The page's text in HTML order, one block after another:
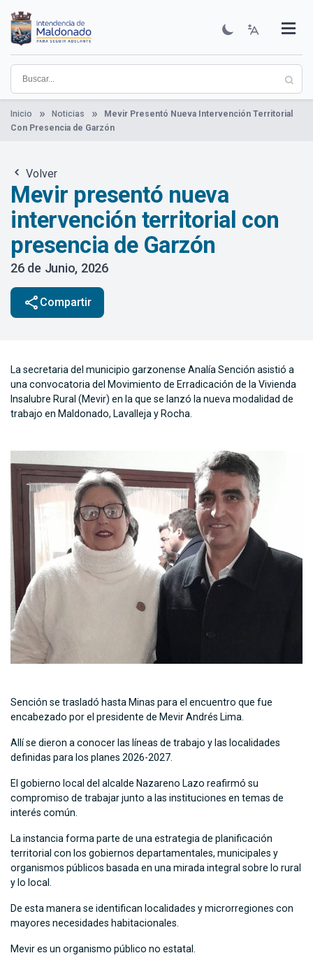
contenido
principal
Institucional
Municipios
Descubre Maldonado
Comunicación
Servicios
Guía De Trámites
Ver Noticias
Inicio Noticias
Mevir Presentó Nueva Intervención Territorial
Con Presencia de Garzón
Volver
Mevir presentó nueva
intervención territorial con
presencia de Garzón
26 de Junio, 2026
share Compartir
La secretaria del municipio garzonense Analía Sención asistió a
una convocatoria del Movimiento de Erradicación de la Vivienda
Insalubre Rural (Mevir) en la que se lanzó la nueva modalidad de
trabajo en Maldonado, Lavalleja y Rocha.
Sención se trasladó hasta Minas para el encuentro que fue
encabezado por el presidente de Mevir Andrés Lima.
Allí se dieron a conocer las líneas de trabajo y las localidades
definidas para los planes 2026-2027.
El gobierno local del alcalde Nazareno Lazo reafirmó su
compromiso de trabajar junto a las instituciones en temas de
interés común.
La instancia forma parte de una estrategia de planificación
territorial con los gobiernos departamentales, municipales y
organismos públicos basada en una mirada integral sobre lo rural
y lo local.
De esta manera se identifican localidades y microrregiones con
mayores necesidades habitacionales.
Mevir es un organismo público no estatal.